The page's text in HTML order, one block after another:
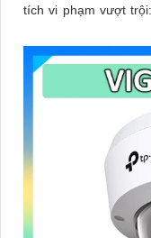
tích vi phạm vượt